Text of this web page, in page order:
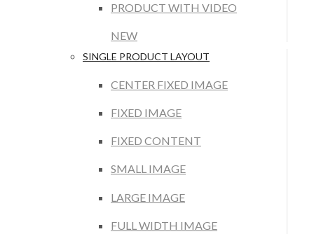
PRODUCT WITH VIDEO
NEW
SINGLE PRODUCT LAYOUT
CENTER FIXED IMAGE
FIXED IMAGE
FIXED CONTENT
SMALL IMAGE
LARGE IMAGE
FULL WIDTH IMAGE